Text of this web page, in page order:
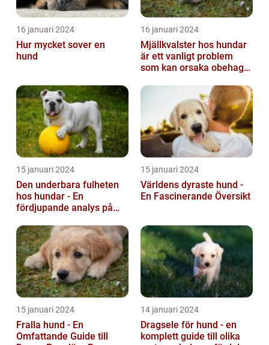
16 januari 2024
Hur mycket sover en
hund
16 januari 2024
Mjällkvalster hos hundar
är ett vanligt problem
som kan orsaka obehag
hunden...
15 januari 2024
Den underbara fulheten
hos hundar - En
fördjupande analys på
15 januari 2024
Världens dyraste hund -
En Fascinerande Översikt
15 januari 2024
Fralla hund - En
Omfattande Guide till
14 januari 2024
Dragsele för hund - en
komplett guide till olika